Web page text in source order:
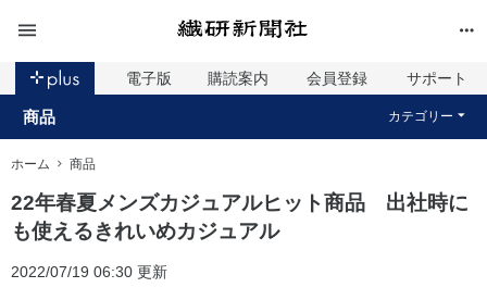
電子版 購読案内 会員登録 サポート
商品 カテゴリー
ホーム 商品
22年春夏メンズカジュアルヒット商品 出社時に
も使えるきれいめカジュアル
2022/07/19 06:30 更新